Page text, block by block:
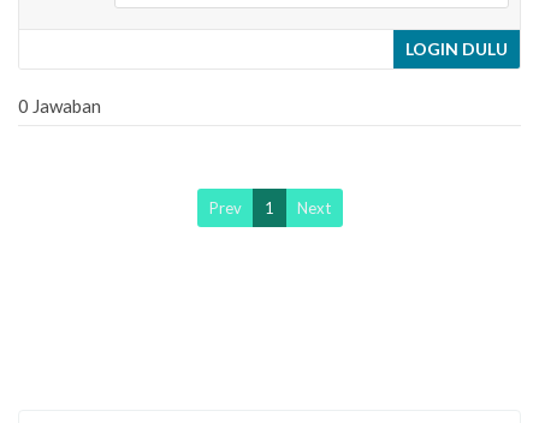
LOGIN DULU
0 Jawaban
Prev 1 Next